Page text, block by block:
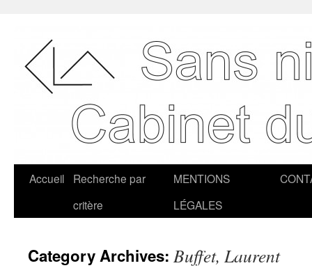
Accueil
Recherche par
critère
MENTIONS
LÉGALES
Category Archives: Buffet, Laurent